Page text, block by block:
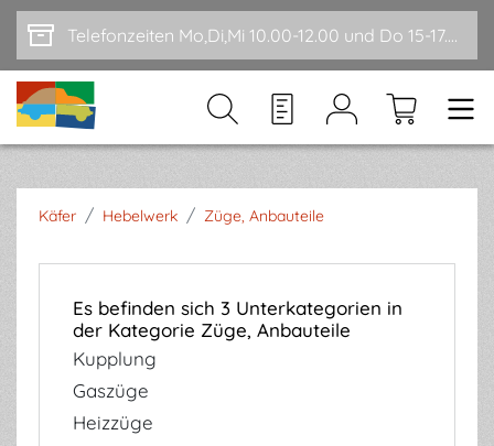
Zum Hauptinhalt springen Telefonzeiten Mo,Di,Mi 10.00-12.00 und Do 15-17.00
Käfer / Hebelwerk / Züge, Anbauteile
Es befinden sich 3 Unterkategorien in
der Kategorie Züge, Anbauteile
Kupplung
Gaszüge
Heizzüge